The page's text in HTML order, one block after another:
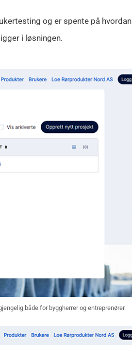
og er spente på hvordan
i løsningen.
både for byggherrer og entreprenører.